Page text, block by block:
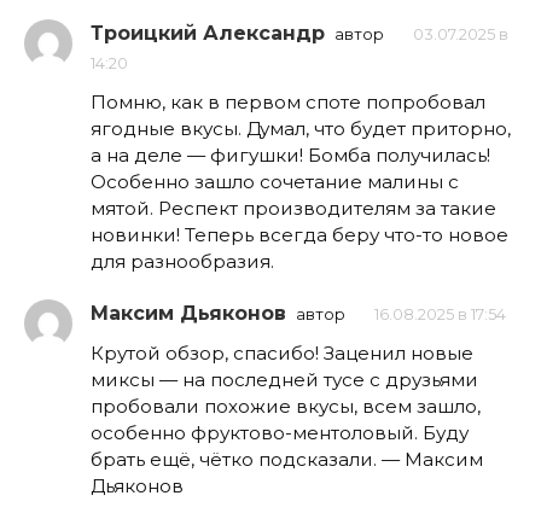
Троицкий Александр автор
03.07.2025 в
14:20
Помню, как в первом споте попробовал
ягодные вкусы. Думал, что будет приторно,
а на деле — фигушки! Бомба получилась!
Особенно зашло сочетание малины с
мятой. Респект производителям за такие
новинки! Теперь всегда беру что-то новое
для разнообразия.
Максим Дьяконов автор 16.08.2025 в 17:54
Крутой обзор, спасибо! Заценил новые
миксы — на последней тусе с друзьями
пробовали похожие вкусы, всем зашло,
особенно фруктово-ментоловый. Буду
брать ещё, чётко подсказали. — Максим
Дьяконов